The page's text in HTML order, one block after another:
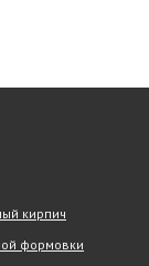
кирпич
формовки